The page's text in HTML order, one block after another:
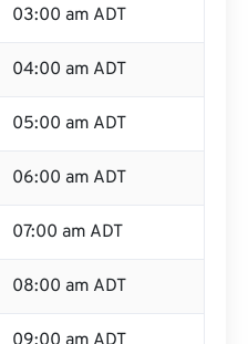
03:00 am ADT
04:00 am ADT
05:00 am ADT
06:00 am ADT
07:00 am ADT
08:00 am ADT